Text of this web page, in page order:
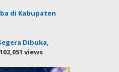
di Kabupaten
Dibuka,
views